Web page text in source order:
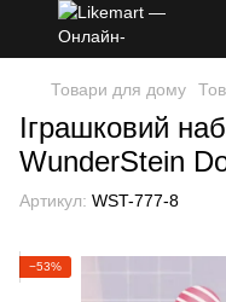
Товари для дому
Іграшковий
WunderStein
Артикул: WST-777-8
−53%